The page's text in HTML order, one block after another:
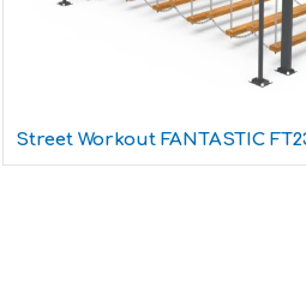
Street Workout FANTASTIC